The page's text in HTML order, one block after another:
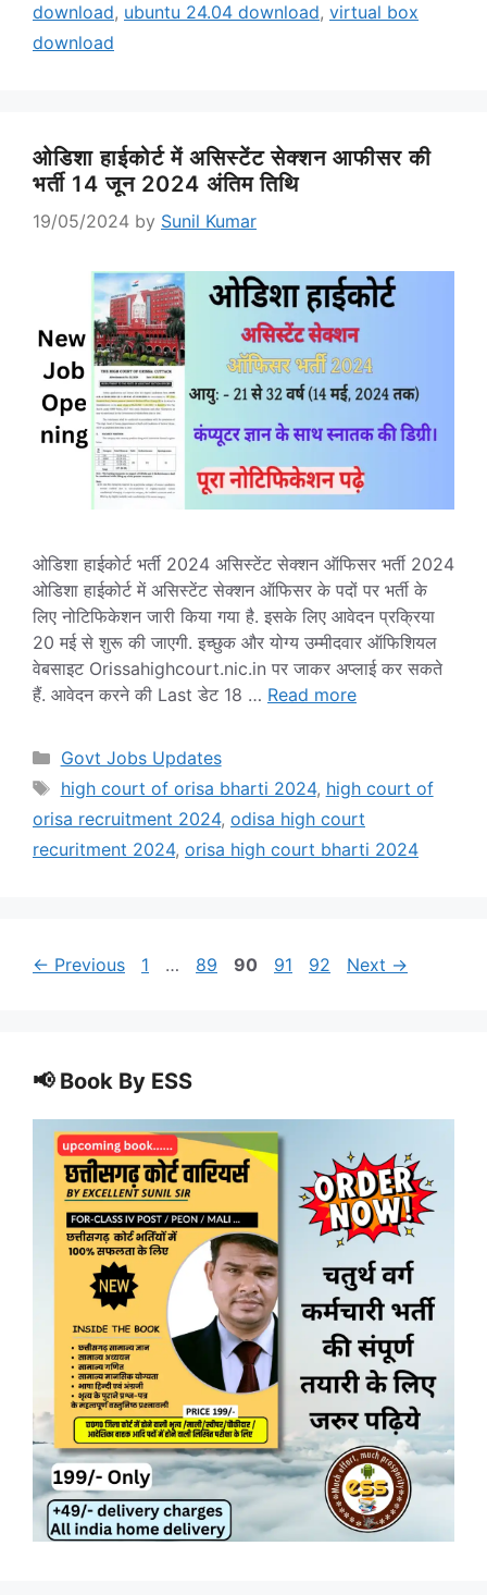
download, ubuntu 24.04 download, virtual box
download
ओडिशा हाईकोर्ट में असिस्टेंट सेक्शन आफीसर की
भर्ती 14 जून 2024 अंतिम तिथि
19/05/2024 by Sunil Kumar
ओडिशा हाईकोर्ट भर्ती 2024 असिस्टेंट सेक्शन ऑफिसर भर्ती 2024
ओडिशा हाईकोर्ट में असिस्टेंट सेक्शन ऑफिसर के पदों पर भर्ती के
लिए नोटिफिकेशन जारी किया गया है. इसके लिए आवेदन प्रक्रिया
20 मई से शुरू की जाएगी. इच्छुक और योग्य उम्मीदवार ऑफिशियल
वेबसाइट Orissahighcourt.nic.in पर जाकर अप्लाई कर सकते
हैं. आवेदन करने की Last डेट 18 … Read more
Categories
Govt Jobs Updates
Tags
high court of orisa bharti 2024, high court of
orisa recruitment 2024, odisa high court
recuritment 2024, orisa high court bharti 2024
← Previous Page
1 … Page
89 Page
90 Page
91 Page
92 Next →
📢 Book By ESS